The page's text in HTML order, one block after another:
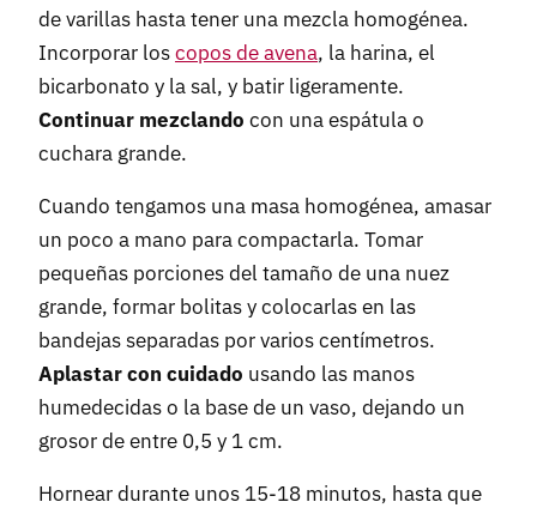
de varillas hasta tener una mezcla homogénea.
Incorporar loscopos de avena, la harina, el
bicarbonato y la sal, y batir ligeramente.
Continuar mezclando con una espátula o
cuchara grande.
Cuando tengamos una masa homogénea, amasar
un poco a mano para compactarla. Tomar
pequeñas porciones del tamaño de una nuez
grande, formar bolitas y colocarlas en las
bandejas separadas por varios centímetros.
Aplastar con cuidado usando las manos
humedecidas o la base de un vaso, dejando un
grosor de entre 0,5 y 1 cm.
Hornear durante unos 15-18 minutos, hasta que